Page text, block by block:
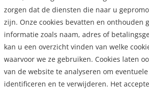
zorgen dat de diensten die naar u
zijn. Onze cookies bevatten en onthouden
informatie zoals naam, adres of
kan u een overzicht vinden van welke
waarvoor we ze gebruiken. Cookies laten
van de website te analyseren om
identificeren en te verwijderen. Het